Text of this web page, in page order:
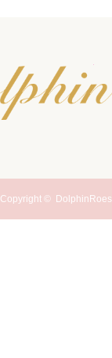
Copyright © DolphinRoes